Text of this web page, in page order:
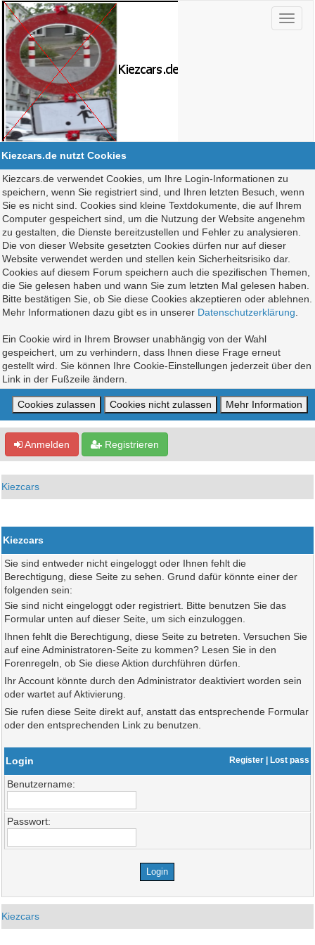
Kiezcars.de nutzt Cookies
Kiezcars.de verwendet Cookies, um Ihre Login-Informationen zu
speichern, wenn Sie registriert sind, und Ihren letzten Besuch, wenn
Sie es nicht sind. Cookies sind kleine Textdokumente, die auf Ihrem
Computer gespeichert sind, um die Nutzung der Website angenehm
zu gestalten, die Dienste bereitzustellen und Fehler zu analysieren.
Die von dieser Website gesetzten Cookies dürfen nur auf dieser
Website verwendet werden und stellen kein Sicherheitsrisiko dar.
Cookies auf diesem Forum speichern auch die spezifischen Themen,
die Sie gelesen haben und wann Sie zum letzten Mal gelesen haben.
Bitte bestätigen Sie, ob Sie diese Cookies akzeptieren oder ablehnen.
Mehr Informationen dazu gibt es in unserer Datenschutzerklärung
Ein Cookie wird in Ihrem Browser unabhängig von der Wahl
gespeichert, um zu verhindern, dass Ihnen diese Frage erneut
gestellt wird. Sie können Ihre Cookie-Einstellungen jederzeit über den
Link in der Fußzeile ändern.
Anmelden Registrieren
Kiezcars
Kiezcars
Sie sind entweder nicht eingeloggt oder Ihnen fehlt die
Berechtigung, diese Seite zu sehen. Grund dafür könnte einer der
folgenden sein:
Sie sind nicht eingeloggt oder registriert. Bitte benutzen Sie das
Formular unten auf dieser Seite, um sich einzuloggen.
Ihnen fehlt die Berechtigung, diese Seite zu betreten. Versuchen Sie
auf eine Administratoren-Seite zu kommen? Lesen Sie in den
Forenregeln, ob Sie diese Aktion durchführen dürfen.
Ihr Account könnte durch den Administrator deaktiviert worden sein
oder wartet auf Aktivierung.
Sie rufen diese Seite direkt auf, anstatt das entsprechende Formular
oder den entsprechenden Link zu benutzen.
Login Register| Lost pass
Benutzername:
Passwort:
Kiezcars